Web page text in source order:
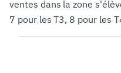
ventes dans la zone
7 pour les T3, 8 pour les